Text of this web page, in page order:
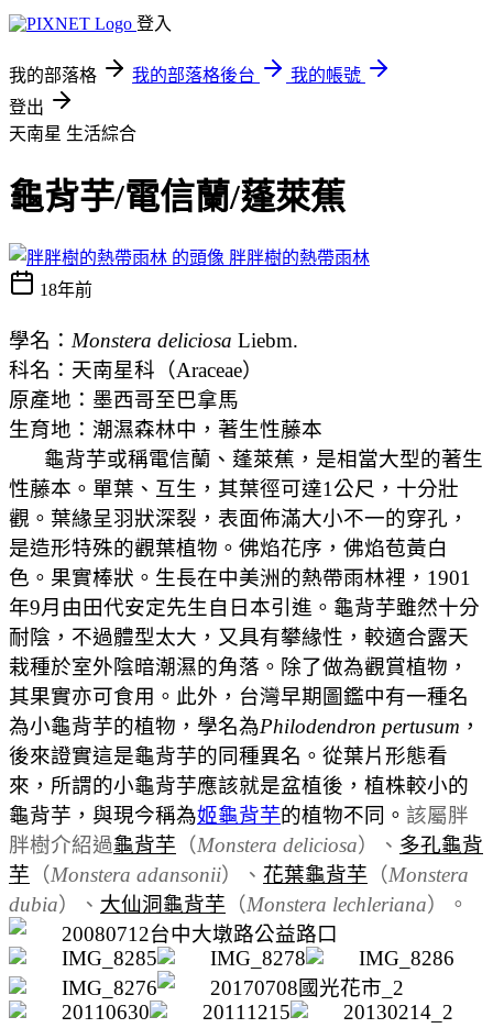
登入
我的部落格 我的部落格後台
我的帳號
登出
天南星 生活綜合
龜背芋/電信蘭/蓬萊蕉
胖胖樹的熱帶雨林
18年前
學名： Monstera deliciosa Liebm.
科名：天南星科（Araceae）
原產地：墨西哥至巴拿馬
生育地：潮濕森林中，著生性藤本
龜背芋或稱電信蘭 、蓬萊蕉 ，是相當大型的著生
性藤本。單葉、互生，其葉徑可達1公尺，十分壯
觀。葉緣呈羽狀深裂，表面佈滿大小不一的穿孔，
是造形特殊的觀葉植物。佛焰花序，佛焰苞黃白
色。果實棒狀。生長在中美洲的熱帶雨林裡，1901
年9月由田代安定先生自日本引進。龜背芋雖然十分
耐陰，不過體型太大，又具有攀緣性，較適合露天
栽種於室外陰暗潮濕的角落。除了做為觀賞植物，
其果實亦可食用 。 此外，台灣早期圖鑑中有一種名
為小龜背芋的植物，學名為Philodendron pertusum ，
後來證實這是龜背芋的同種異名。從葉片形態看
來，所謂的小龜背芋應該就是盆植後，植株較小的
龜背芋，與現今稱為姬龜背芋的植物不同。 該屬胖
胖樹介紹過龜背芋 （Monstera deliciosa）、 多孔龜背
芋 （Monstera adansonii）、 花葉龜背芋 （Monstera
dubia）、 大仙洞龜背芋 （Monstera lechleriana）。